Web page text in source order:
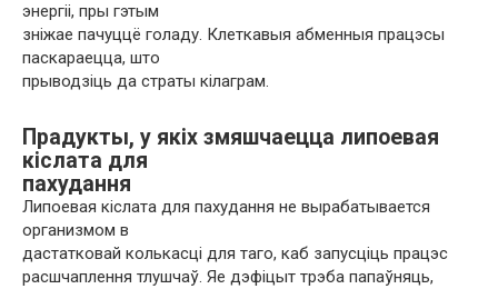
энергіі, пры гэтым
зніжае пачуццё голаду. Клеткавыя абменныя працэсы
паскараецца, што
прыводзіць да страты кілаграм.
Прадукты, у якіх змяшчаецца липоевая
кіслата для
пахудання
Липоевая кіслата для пахудання не вырабатывается
организмом в
дастатковай колькасці для таго, каб запусціць працэс
расшчаплення тлушчаў. Яе дэфіцыт трэба папаўняць,